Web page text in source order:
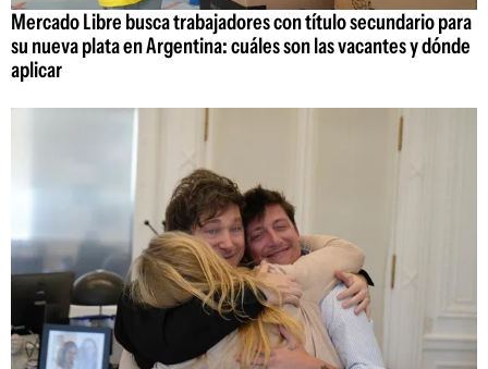
Mercado Libre busca trabajadores con título secundario para
su nueva plata en Argentina: cuáles son las vacantes y dónde
aplicar